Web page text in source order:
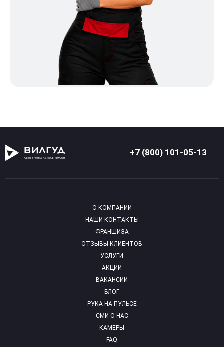
+7 (800) 101-05-13
О КОМПАНИИ
НАШИ КОНТАКТЫ
ФРАНШИЗА
ОТЗЫВЫ КЛИЕНТОВ
УСЛУГИ
АКЦИИ
ВАКАНСИИ
БЛОГ
РУКА НА ПУЛЬСЕ
СМИ О НАС
КАМЕРЫ
FAQ